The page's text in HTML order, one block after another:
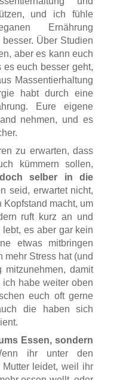
und ich fühle
Ernährung
Über Studien
aber es kann euch
euch besser geht,
Massentierhaltung
habt durch eine
Eure eigene
nehmen, und es
zu erwarten, dass
kümmern sollen,
selber in die
seid, erwartet nicht,
macht, um
ruft kurz an und
es aber gar kein
etwas mitbringen
mehr Stress hat (und
mitzunehmen, damit
habe weiter oben
euch oft gerne
die haben sich
Essen, sondern
ihr unter den
leidet, weil ihr